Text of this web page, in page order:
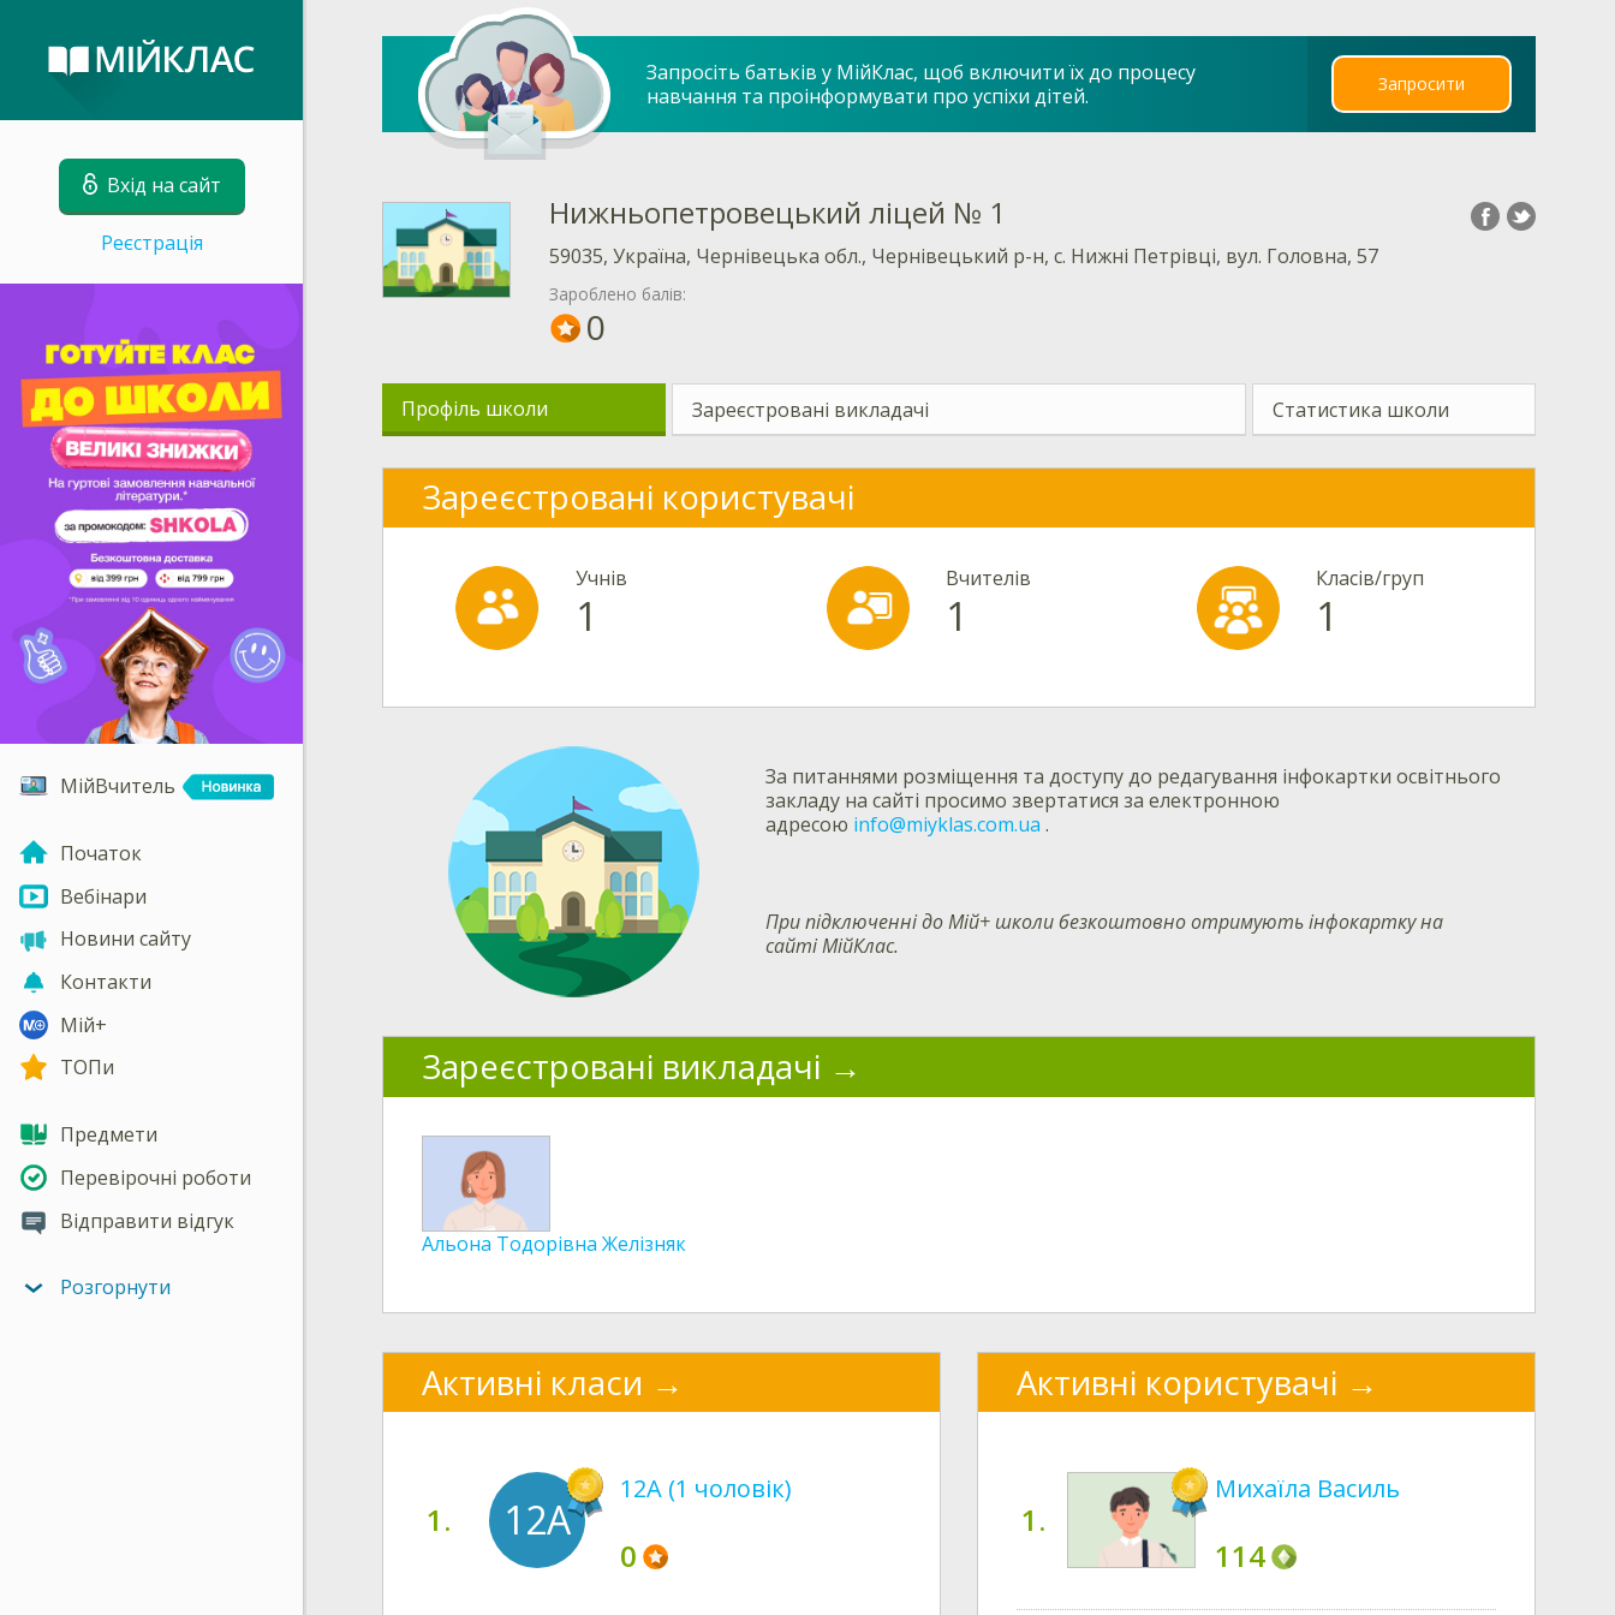
Вхід на сайт
Реєстрація
МійВчитель
Початок
Вебінари
Новини сайту
Контакти
Мій+
ТОПи
Предмети
Перевірочні роботи
Відправити відгук
Розгорнути
Запросіть батьків у МійКлас, щоб включити їх до процесу
навчання та проінформувати про успіхи дітей.
Запросити
Нижньопетровецький ліцей № 1
59035, Україна, Чернівецька обл., Чернівецький р-н, с. Нижні Петрівці, вул. Головна, 57
Зароблено балів:
0
Профіль школи Зареєстровані викладачі Статистика школи
Зареєстровані користувачі
Учнів
1
Вчителів
1
Класів/груп
1
За питаннями розміщення та доступу до редагування інфокартки освітнього
закладу на сайті просимо звертатися за електронною
адресою info@miyklas.com.ua .
При підключенні до Мій+ школи безкоштовно отримують інфокартку на
сайті МійКлас.
Зареєстровані викладачі
Альона Тодорівна Желізняк
Активні класи
1. 12А
12А (1 чоловік)
0
Активні користувачі
1.
Михаїла Василь
114